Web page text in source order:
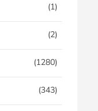
(1)
(2)
(1280)
(343)